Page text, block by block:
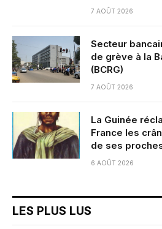
7 AOÛT 2026
Secteur
de grève à la
(BCRG)
7 AOÛT 2026
La Guinée
France les
de ses
6 AOÛT 2026
LES PLUS LUS